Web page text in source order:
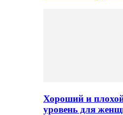
Хороший и плохой
уровень для